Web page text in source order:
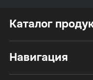
Каталог
Навигация